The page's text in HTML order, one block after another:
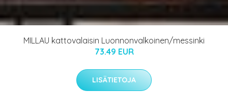
MILLAU kattovalaisin Luonnonvalkoinen/messinki
73.49 EUR
LISÄTIETOJA